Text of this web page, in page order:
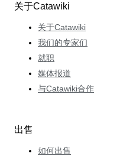
关于Catawiki
关于Catawiki
我们的专家们
就职
媒体报道
与Catawiki合作
出售
如何出售